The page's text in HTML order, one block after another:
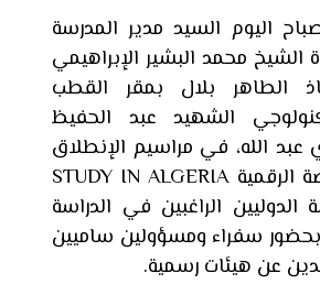
اليوم السيد مدير المدرسة
الشيخ محمد البشير الإبراهيمي
الطاهر بلال بمقر القطب
الشهيد عبد الحفيظ
الله، في مراسيم الإنطلاق
الرسمي للمنصة الرقمية STUDY IN ALGERIA
الدوليين الراغبين في الدراسة
بحضور سفراء ومسؤولين ساميين
عن هيئات رسمية.